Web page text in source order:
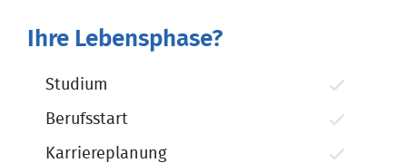
Ihre Lebensphase?
Studium
Berufsstart
Karriereplanung